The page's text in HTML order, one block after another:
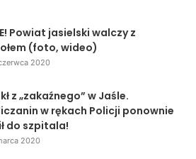
Powiat jasielski walczy z
(foto, wideo)
2020
z „zakaźnego” w Jaśle.
w rękach Policji ponownie
do szpitala!
2020